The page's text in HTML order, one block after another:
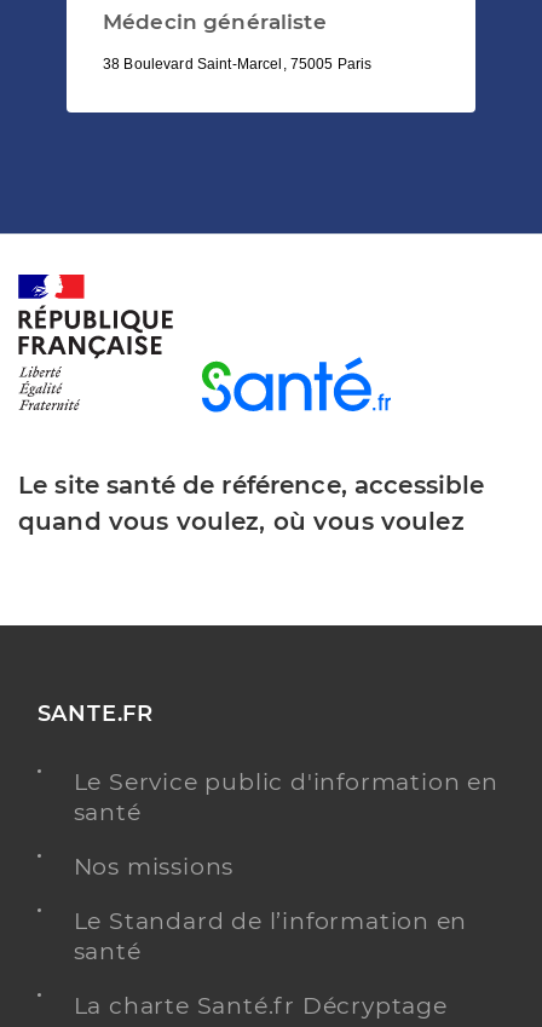
Médecin généraliste
38 Boulevard Saint-Marcel, 75005 Paris
Le site santé de référence, accessible
quand vous voulez, où vous voulez
SANTE.FR
Le Service public d'information en
santé
Nos missions
Le Standard de l’information en
santé
La charte Santé.fr Décryptage